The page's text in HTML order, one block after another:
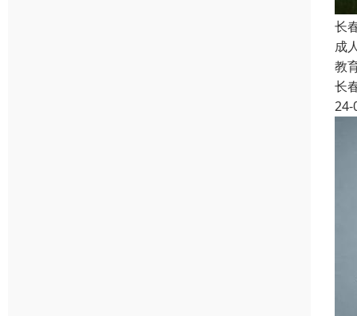
长
成
教
长
24-